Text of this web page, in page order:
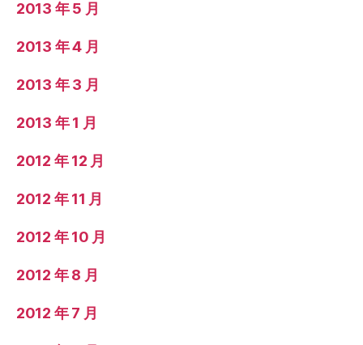
2013 年 5 月
2013 年 4 月
2013 年 3 月
2013 年 1 月
2012 年 12 月
2012 年 11 月
2012 年 10 月
2012 年 8 月
2012 年 7 月